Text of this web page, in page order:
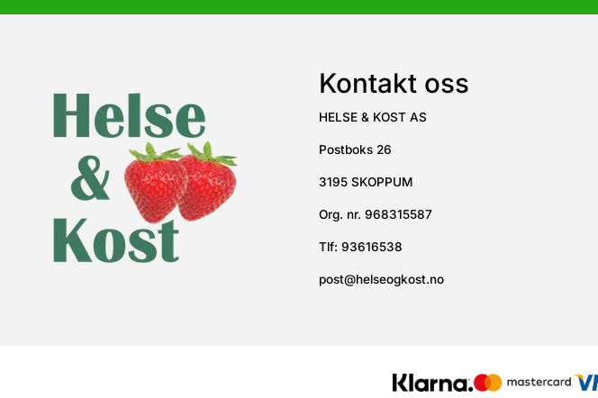
Kontakt oss
HELSE & KOST AS
Postboks 26
3195 SKOPPUM
Org. nr. 968315587
Tlf: 93616538
post@helseogkost.no